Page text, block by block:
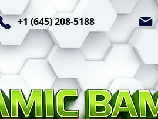
+1 (645) 208-5188